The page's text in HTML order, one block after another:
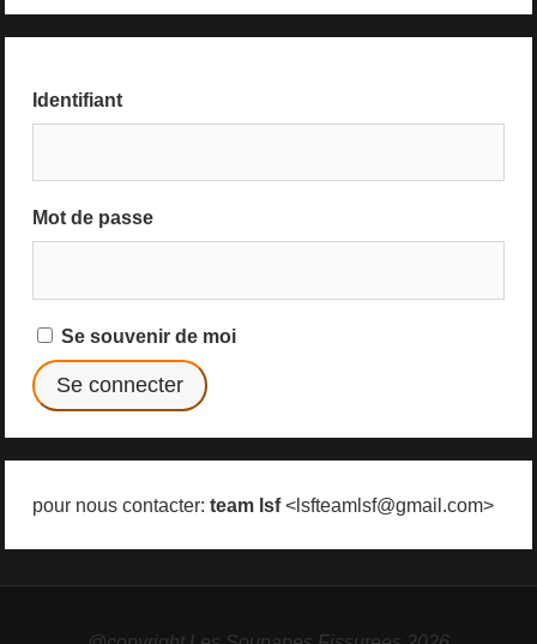
Identifiant
Mot de passe
Se souvenir de moi
pour nous contacter: team lsf<lsfteamlsf@gmail.com>